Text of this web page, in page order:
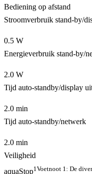
Bediening op afstand
Stroomverbruik stand-by/
0.5 W
Energieverbruik stand-by/
2.0 W
Tijd auto-standby/display
2.0 min
Tijd auto-standby/netwerk
2.0 min
Veiligheid
aquaStop1 Voetnoot 1: De